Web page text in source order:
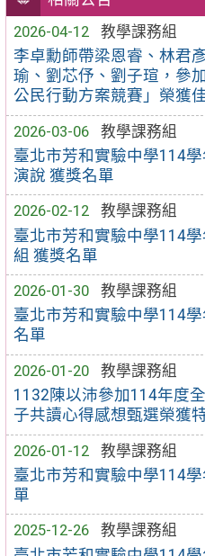
2026-04-12
教學課務組
李卓勳師帶梁恩睿、林君
瑜、劉芯伃、劉子瑄，參
公民行動方案競賽」榮獲
2026-03-06
教學課務組
臺北市芳和實驗中學114
演說 獲獎名單
2026-02-12
教學課務組
臺北市芳和實驗中學114
組 獲獎名單
2026-01-30
教學課務組
臺北市芳和實驗中學114
名單
2026-01-20
教學課務組
1132陳以沛參加114年度
子共讀心得感想甄選榮獲
2026-01-12
教學課務組
臺北市芳和實驗中學114
單
2025-12-26
教學課務組